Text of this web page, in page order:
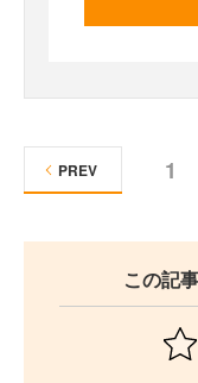
1
PREV
この記